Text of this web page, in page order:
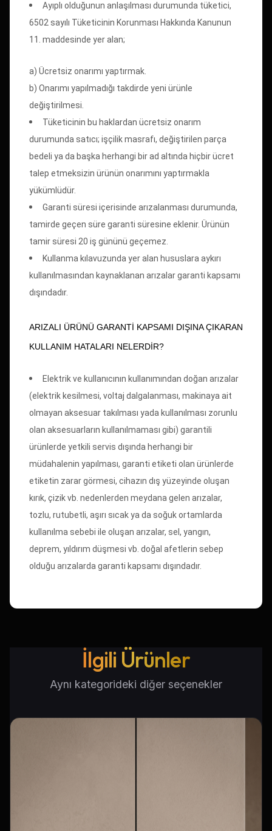
Ayıplı olduğunun anlaşılması durumunda tüketici,
6502 sayılı Tüketicinin Korunması Hakkında Kanunun
11. maddesinde yer alan;
a) Ücretsiz onarımı yaptırmak.
b) Onarımı yapılmadığı takdirde yeni ürünle
değiştirilmesi.
Tüketicinin bu haklardan ücretsiz onarım
durumunda satıcı; işçilik masrafı, değiştirilen parça
bedeli ya da başka herhangi bir ad altında hiçbir ücret
talep etmeksizin ürünün onarımını yaptırmakla
yükümlüdür.
Garanti süresi içerisinde arızalanması durumunda,
tamirde geçen süre garanti süresine eklenir. Ürünün
tamir süresi 20 iş gününü geçemez.
Kullanma kılavuzunda yer alan hususlara aykırı
kullanılmasından kaynaklanan arızalar garanti kapsamı
dışındadır.
ARIZALI ÜRÜNÜ GARANTİ KAPSAMI DIŞINA ÇIKARAN
KULLANIM HATALARI NELERDİR?
Elektrik ve kullanıcının kullanımından doğan arızalar
(elektrik kesilmesi, voltaj dalgalanması, makinaya ait
olmayan aksesuar takılması yada kullanılması zorunlu
olan aksesuarların kullanılmaması gibi) garantili
ürünlerde yetkili servis dışında herhangi bir
müdahalenin yapılması, garanti etiketi olan ürünlerde
etiketin zarar görmesi, cihazın dış yüzeyinde oluşan
kırık, çizik vb. nedenlerden meydana gelen arızalar,
tozlu, rutubetli, aşırı sıcak ya da soğuk ortamlarda
kullanılma sebebi ile oluşan arızalar, sel, yangın,
deprem, yıldırım düşmesi vb. doğal afetlerin sebep
olduğu arızalarda garanti kapsamı dışındadır.
İlgili Ürünler
Aynı kategorideki diğer seçenekler